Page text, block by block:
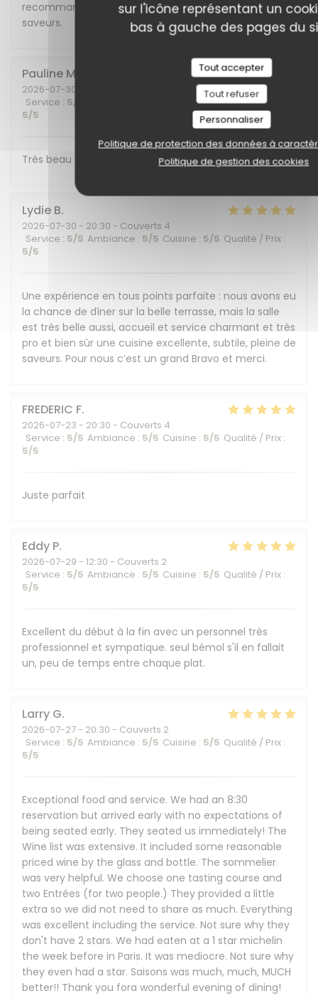
sur l'icône représentant un
bas à gauche des pages du
Tout accepter
Tout refuser
Personnaliser
Politique de protection des données à
Politique de gestion des cookies
recommandons cet endroit plein de charme et de
saveurs.
Pauline M
2026-07-30
Service : 5/5 Cuisine:5/5 Qualité / Prix
5/5
Très beau cadre et belle découverte gustative !
Lydie B
2026-07-30 - 20:30 - Couverts 4
Service : 5/5 Ambiance : 5/5 Cuisine : 5/5 Qualité / Prix :
5/5
Une expérience en tous points parfaite : nous avons eu
la chance de dîner sur la belle terrasse, mais la salle
est très belle aussi, accueil et service charmant et très
pro et bien sûr une cuisine excellente, subtile, pleine de
saveurs. Pour nous c’est un grand Bravo et merci.
FREDERIC F
2026-07-23 - 20:30 - Couverts 4
Service : 5/5 Ambiance : 5/5 Cuisine : 5/5 Qualité / Prix :
5/5
Juste parfait
Eddy P
2026-07-29 - 12:30 - Couverts 2
Service : 5/5 Ambiance : 5/5 Cuisine : 5/5 Qualité / Prix :
5/5
Excellent du début à la fin avec un personnel très
professionnel et sympatique. seul bémol s'il en fallait
un, peu de temps entre chaque plat.
Larry G
2026-07-27 - 20:30 - Couverts 2
Service : 5/5 Ambiance : 5/5 Cuisine : 5/5 Qualité / Prix :
5/5
Exceptional food and service. We had an 8:30
reservation but arrived early with no expectations of
being seated early. They seated us immediately! The
Wine list was extensive. It included some reasonable
priced wine by the glass and bottle. The sommelier
was very helpful. We choose one tasting course and
two Entrées (for two people.) They provided a little
extra so we did not need to share as much. Everything
was excellent including the service. Not sure why they
don't have 2 stars. We had eaten at a 1 star michelin
the week before in Paris. It was mediocre. Not sure why
they even had a star. Saisons was much, much, MUCH
better!! Thank you fora wonderful evening of dining!